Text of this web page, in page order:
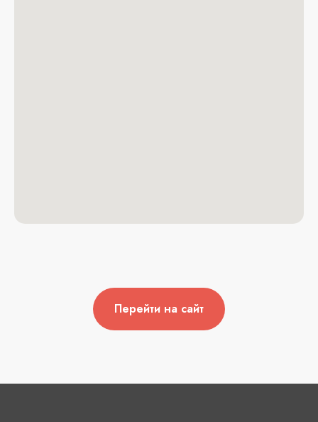
Перейти на сайт